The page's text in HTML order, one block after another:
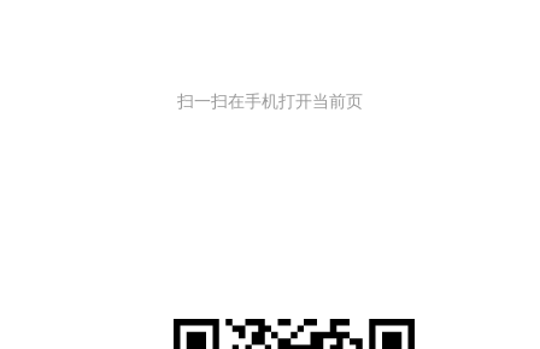
扫一扫在手机打开当前页